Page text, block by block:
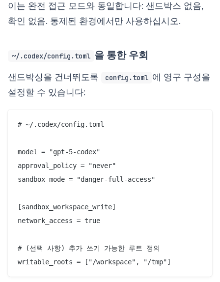
이는 완전 접근 모드와 동일합니다: 샌드박스 없음,
확인 없음. 통제된 환경에서만 사용하십시오.
~/.codex/config.toml 을 통한 우회
샌드박싱을 건너뛰도록 config.toml 에 영구 구성을
설정할 수 있습니다:
# ~/.codex/config.toml
model = "gpt-5-codex"
approval_policy = "never"
sandbox_mode = "danger-full-access"
[sandbox_workspace_write]
network_access = true
# (선택 사항) 추가 쓰기 가능한 루트 정의
writable_roots = ["/workspace", "/tmp"]